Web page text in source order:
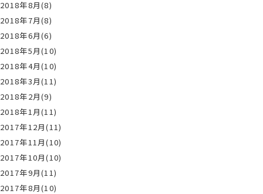
2018年8月(8)
2018年7月(8)
2018年6月(6)
2018年5月(10)
2018年4月(10)
2018年3月(11)
2018年2月(9)
2018年1月(11)
2017年12月(11)
2017年11月(10)
2017年10月(10)
2017年9月(11)
2017年8月(10)